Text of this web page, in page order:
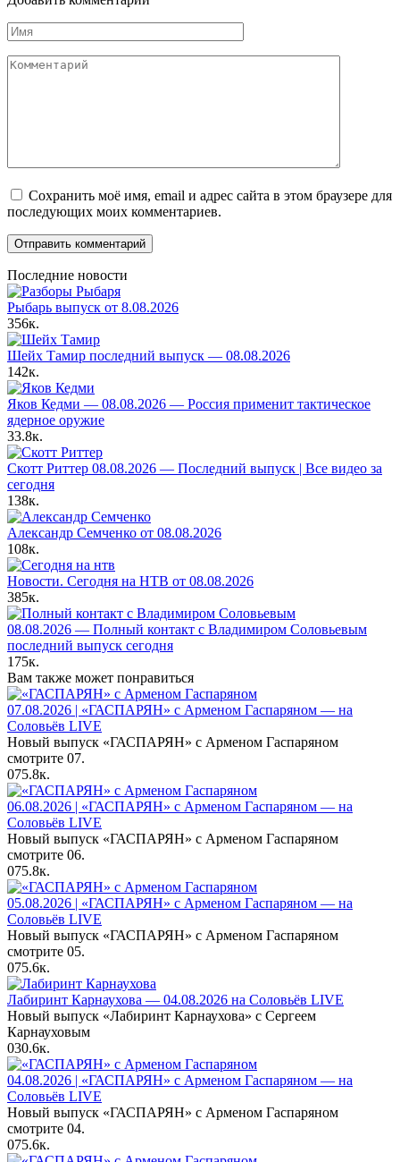
Имя
Комментарий
Сохранить моё имя, email и адрес сайта в этом браузере для
последующих моих комментариев.
Последние новости
Рыбарь выпуск от 8.08.2026
356к.
Шейх Тамир последний выпуск — 08.08.2026
142к.
Яков Кедми — 08.08.2026 — Россия применит тактическое
ядерное оружие
33.8к.
Скотт Риттер 08.08.2026 — Последний выпуск | Все видео за
сегодня
138к.
Александр Семченко от 08.08.2026
108к.
Новости. Сегодня на НТВ от 08.08.2026
385к.
08.08.2026 — Полный контакт с Владимиром Соловьевым
последний выпуск сегодня
175к.
Вам также может понравиться
07.08.2026 | «ГАСПАРЯН» с Арменом Гаспаряном — на
Соловьёв LIVE
Новый выпуск «ГАСПАРЯН» с Арменом Гаспаряном
смотрите 07.
075.8к.
06.08.2026 | «ГАСПАРЯН» с Арменом Гаспаряном — на
Соловьёв LIVE
Новый выпуск «ГАСПАРЯН» с Арменом Гаспаряном
смотрите 06.
075.8к.
05.08.2026 | «ГАСПАРЯН» с Арменом Гаспаряном — на
Соловьёв LIVE
Новый выпуск «ГАСПАРЯН» с Арменом Гаспаряном
смотрите 05.
075.6к.
Лабиринт Карнаухова — 04.08.2026 на Соловьёв LIVE
Новый выпуск «Лабиринт Карнаухова» с Сергеем
Карнауховым
030.6к.
04.08.2026 | «ГАСПАРЯН» с Арменом Гаспаряном — на
Соловьёв LIVE
Новый выпуск «ГАСПАРЯН» с Арменом Гаспаряном
смотрите 04.
075.6к.